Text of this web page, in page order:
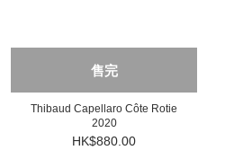
售完
Thibaud Capellaro Côte Rotie
2020
HK$880.00